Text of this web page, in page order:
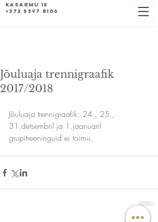
Kasarmu 15
+372 5397 8106
Jõuluaja trennigraafik
2017/2018
Jõuluaja trennigraafik: 24., 25.,
31.detsembril ja 1.jaanuaril
grupitreeninguid ei toimu.